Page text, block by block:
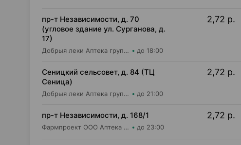
пр-т Независимости, д. 70
(угловое здание ул. Сурганова, д.
17)
Добрыя леки Аптека групп Центр ООО Аптека №26 до 18:00
2,72 р.
Сеницкий сельсовет, д. 84 (ТЦ
Сеница)
Добрыя леки Аптека групп Центр ООО Аптека №111 до 21:00
2,72 р.
пр-т Независимости, д. 168/1
Фармпроект ООО Аптека бережливых №4 до 23:00
2,72 р.